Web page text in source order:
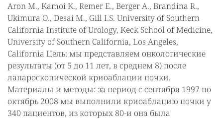
Aron M., Kamoi K., Remer E., Berger A., Brandina R.,
Ukimura O., Desai M., Gill I.S. University of Southern
California Institute of Urology, Keck School of Medicine,
University of Southern California, Los Angeles,
California Цель: мы представляем онкологические
результаты (от 5 до 11 лет, в среднем 8) после
лапароскопической криоаблации почки.
Материалы и методы: за период с сентября 1997 по
октябрь 2008 мы выполнили криоаблацию почки у
340 пациентов, из которых 80-и она была